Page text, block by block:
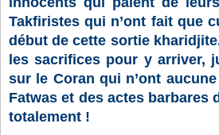
Takfiristes qui n’ont fait que
début de cette sortie
les sacrifices pour y arriver,
sur le Coran qui n’ont
Fatwas et des actes barbares
totalement !